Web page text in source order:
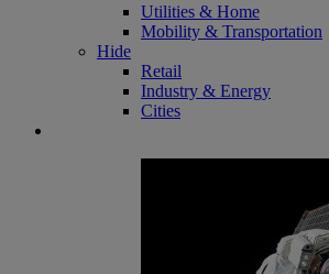
Utilities & Home
Mobility & Transportation
Hide
Retail
Industry & Energy
Cities